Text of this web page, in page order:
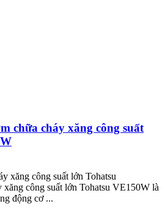
chữa cháy xăng công suất
xăng công suất lớn Tohatsu
công suất lớn Tohatsu VE150W là
động cơ ...